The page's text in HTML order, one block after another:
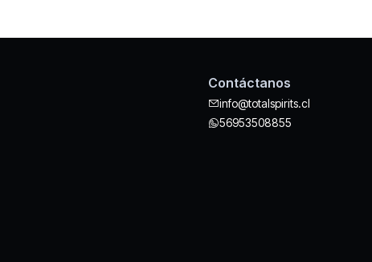
Contáctanos
info@totalspirits.cl
56953508855